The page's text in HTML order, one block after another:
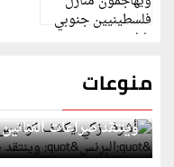
منوعات
أشرف زكي يكشف
وينتقد صراعات الفنانين